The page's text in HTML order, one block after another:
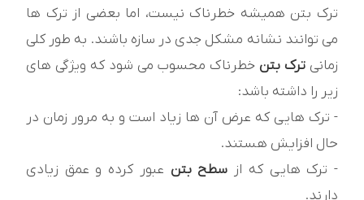
ترک بتن همیشه خطرناک نیست، اما بعضی از ترک ها
می توانند نشانه مشکل جدی در سازه باشند. به طور کلی
زمانی ترک بتن خطرناک محسوب می شود که ویژگی های
زیر را داشته باشد:
- ترک هایی که عرض آن ها زیاد است و به مرور زمان در
حال افزایش هستند.
- ترک هایی که از سطح بتن عبور کرده و عمق زیادی
دارند.